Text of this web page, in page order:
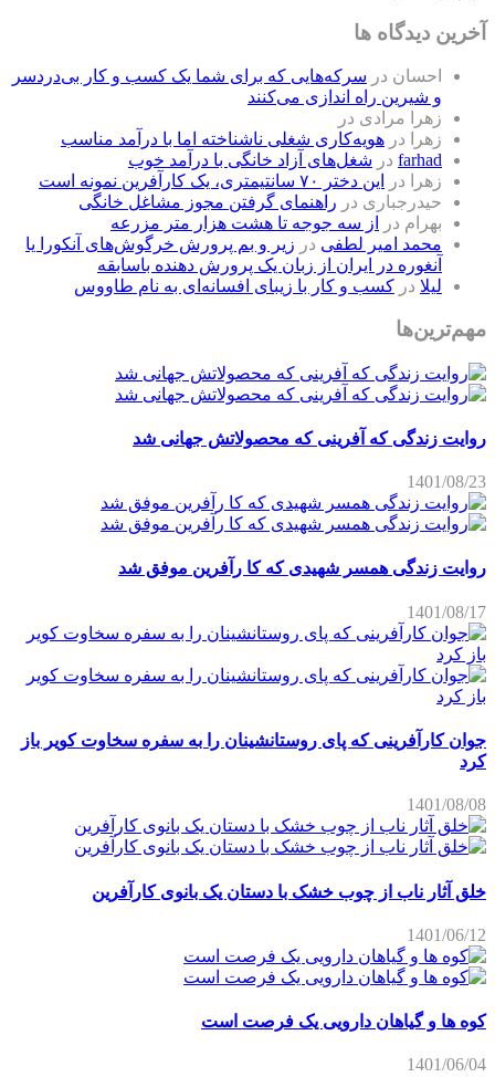
آخرین دیدگاه ها
احسان در سرکه‌هایی که برای شما یک کسب و کار بی‌دردسر
و شیرین راه اندازی می‌کنند
زهرا مرادی در
زهرا
در هویه‌کاری شغلی ناشناخته اما با درآمد مناسب
farhad در شغل‌های آزاد خانگی با درآمد خوب
زهرا
در
این دختر ۷۰ سانتیمتری، یک کارآفرین نمونه است
حیدرجباری در راهنمای گرفتن مجوز مشاغل خانگی
بهرام در
از سه جوجه تا هشت هزار متر مزرعه
محمد امیر لطفی در زیر و بم پرورش خرگوش‌های آنکورا یا
آنغوره در ایران از زبان یک پرورش دهنده باسابقه
لیلا در کسب و کار با زیبای افسانه‌ای به نام طاووس
مهم‌ترین‌ها
روایت زندگی که آفرینی که محصولاتش جهانی شد
1401/08/23
روایت زندگی همسر شهیدی که کا رآفرین موفق شد
1401/08/17
جوان کارآفرینی که پای روستانشینان را به سفره سخاوت کویر باز
کرد
1401/08/08
خلق آثار ناب از چوب خشک با دستان یک بانوی کارآفرین
1401/06/12
کوه ها و گیاهان دارویی یک فرصت است
1401/06/04